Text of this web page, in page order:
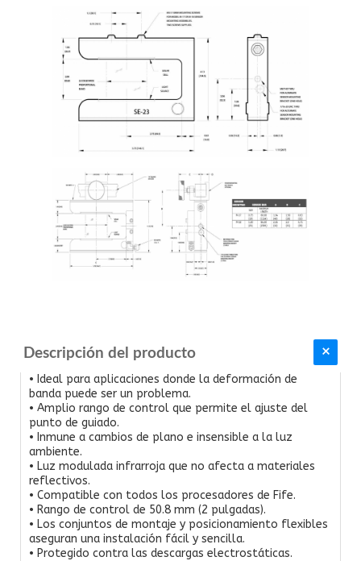
Descripción del producto
• Ideal para aplicaciones donde la deformación de
banda puede ser un problema.
• Amplio rango de control que permite el ajuste del
punto de guiado.
• Inmune a cambios de plano e insensible a la luz
ambiente.
• Luz modulada infrarroja que no afecta a materiales
reflectivos.
• Compatible con todos los procesadores de Fife.
• Rango de control de 50.8 mm (2 pulgadas).
• Los conjuntos de montaje y posicionamiento flexibles
aseguran una instalación fácil y sencilla.
• Protegido contra las descargas electrostáticas.